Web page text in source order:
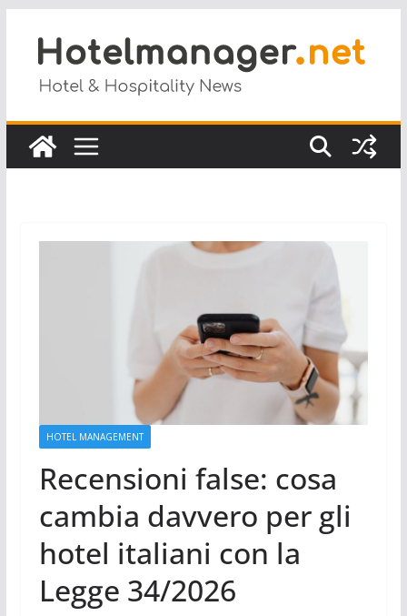
HOTEL MANAGEMENT
Recensioni false: cosa
cambia davvero per gli
hotel italiani con la
Legge 34/2026